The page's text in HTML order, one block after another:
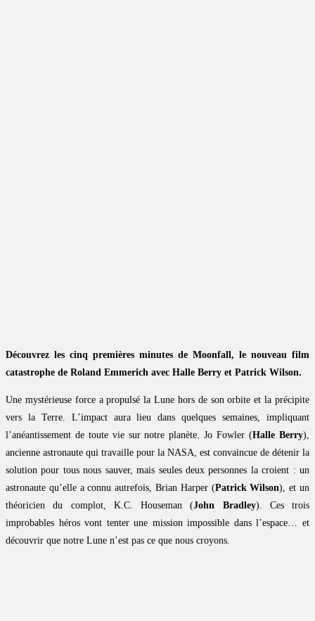
Découvrez les cinq premières minutes de Moonfall, le nouveau film
catastrophe de Roland Emmerich avec Halle Berry et Patrick Wilson.
Une mystérieuse force a propulsé la Lune hors de son orbite et la précipite
vers la Terre. L’impact aura lieu dans quelques semaines, impliquant
l’anéantissement de toute vie sur notre planète. Jo Fowler (Halle Berry),
ancienne astronaute qui travaille pour la NASA, est convaincue de détenir la
solution pour tous nous sauver, mais seules deux personnes la croient : un
astronaute qu’elle a connu autrefois, Brian Harper (Patrick Wilson), et un
théoricien du complot, K.C. Houseman (John Bradley). Ces trois
improbables héros vont tenter une mission impossible dans l’espace… et
découvrir que notre Lune n’est pas ce que nous croyons.